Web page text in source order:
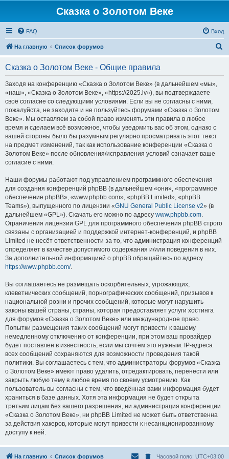
Сказка о Золотом Веке
FAQ Вход
На главную Список форумов
Сказка о Золотом Веке - Общие правила
Заходя на конференцию «Сказка о Золотом Веке» (в дальнейшем «мы»,
«наш», «Сказка о Золотом Веке», «https://2025.lv»), вы подтверждаете
своё согласие со следующими условиями. Если вы не согласны с ними,
пожалуйста, не заходите и не пользуйтесь форумами «Сказка о Золотом
Веке». Мы оставляем за собой право изменять эти правила в любое
время и сделаем всё возможное, чтобы уведомить вас об этом, однако с
вашей стороны было бы разумным регулярно просматривать этот текст
на предмет изменений, так как использование конференции «Сказка о
Золотом Веке» после обновления/исправления условий означает ваше
согласие с ними.
Наши форумы работают под управлением программного обеспечения
для создания конференций phpBB (в дальнейшем «они», «программное
обеспечение phpBB», «www.phpbb.com», «phpBB Limited», «phpBB
Teams»), выпущенного по лицензии «GNU General Public License v2» (в
дальнейшем «GPL»). Скачать его можно по адресу www.phpbb.com.
Ограничения лицензии GPL для программного обеспечения phpBB строго
связаны с организацией и поддержкой интернет-конференций, и phpBB
Limited не несёт ответственности за то, что администрация конференций
определяет в качестве допустимого содержания и/или поведения в них.
За дополнительной информацией о phpBB обращайтесь по адресу
https://www.phpbb.com/.
Вы соглашаетесь не размещать оскорбительных, угрожающих,
клеветнических сообщений, порнографических сообщений, призывов к
национальной розни и прочих сообщений, которые могут нарушить
законы вашей страны, страны, которая предоставляет услуги хостинга
для форумов «Сказка о Золотом Веке» или международное право.
Попытки размещения таких сообщений могут привести к вашему
немедленному отключению от конференции, при этом ваш провайдер
будет поставлен в известность, если мы сочтём это нужным. IP-адреса
всех сообщений сохраняются для возможности проведения такой
политики. Вы соглашаетесь с тем, что администраторы форумов «Сказка
о Золотом Веке» имеют право удалить, отредактировать, перенести или
закрыть любую тему в любое время по своему усмотрению. Как
пользователь вы согласны с тем, что введённая вами информация будет
храниться в базе данных. Хотя эта информация не будет открыта
третьим лицам без вашего разрешения, ни администрация конференции
«Сказка о Золотом Веке», ни phpBB Limited не может быть ответственна
за действия хакеров, которые могут привести к несанкционированному
доступу к ней.
На главную Список форумов Часовой пояс: UTC+03:00